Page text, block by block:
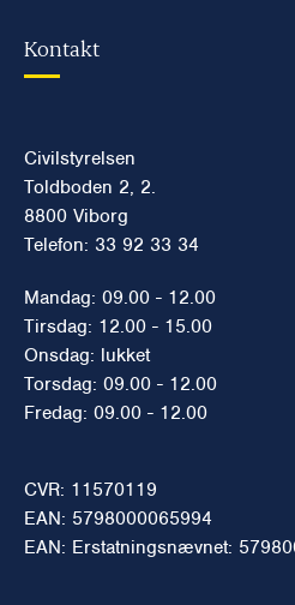
Kontakt
Civilstyrelsen
Toldboden 2, 2.
8800 Viborg
Telefon: 33 92 33 34
Mandag: 09.00 - 12.00
Tirsdag: 12.00 - 15.00
Onsdag: lukket
Torsdag: 09.00 - 12.00
Fredag: 09.00 - 12.00
CVR: 11570119
EAN: 5798000065994
EAN: Erstatningsnævnet: